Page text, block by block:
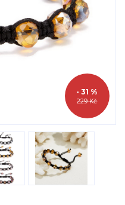
229 Kč
- 31 %